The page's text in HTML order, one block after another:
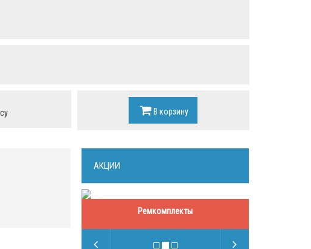
В корзину
АКЦИИ
Ремкомплекты